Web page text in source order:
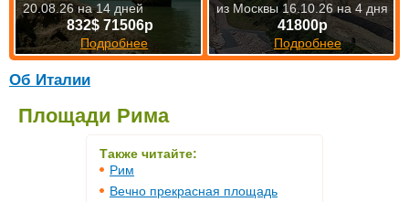
Об Италии
Площади Рима
Также читайте:
Рим
Вечно прекрасная площадь
832$ 71506р
Подробнее
20.08.26 на 14 дней
41800р
Подробнее
из Москвы 16.10.26 на 4 дня